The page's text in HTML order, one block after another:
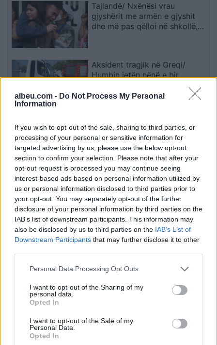
albeu.com - Do Not Process My Personal
Information
If you wish to opt-out of the sale, sharing to third parties, or
processing of your personal or sensitive information for
targeted advertising by us, please use the below opt-out
section to confirm your selection. Please note that after your
opt-out request is processed you may continue seeing
interest-based ads based on personal information utilized by
us or personal information disclosed to third parties prior to
your opt-out. You may separately opt-out of the further
disclosure of your personal information by third parties on the
IAB’s list of downstream participants. This information may
also be disclosed by us to third parties on the IAB’s List of
Downstream Participants that may further disclose it to other
Personal Data Processing Opt Outs
I want to opt-out of the Sharing of my
personal data.
Opted In
I want to opt-out of the Sale of my
Personal Data.
Opted In
Tajlandë/ Nxënësi vrau
gjyshërit me armën e gjyshit
dhe më pas qëlloi në shkollë,
Aksident tragjik në Greqi/
Humbin jetën nënë e bir,
Vigenin: Maqedonia e Veriut
duhet të sigurojë përkrahjen e
qytetarëve bullgarë për
anëtarësimin në BE